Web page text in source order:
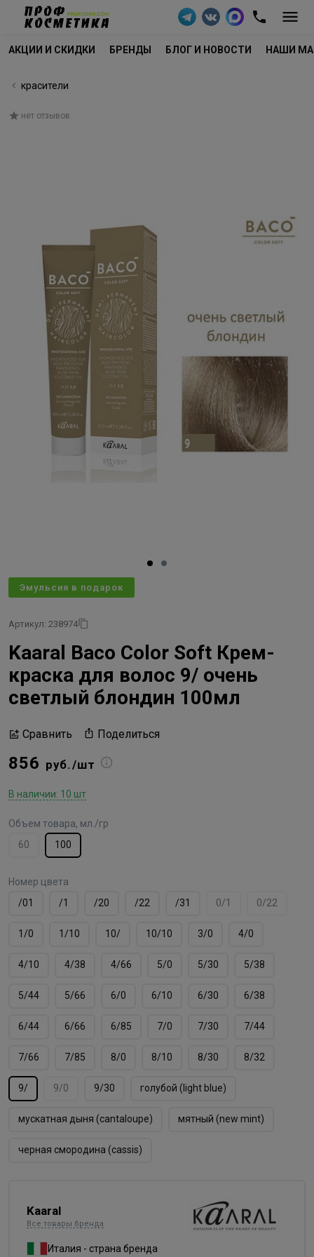
АКЦИИ И СКИДКИ БРЕНДЫ БЛОГ И НОВОСТИ НАШИ
красители
нет отзывов
Эмульсия в подарок
Артикул: 238974
Kaaral Baco Color Soft Крем-
краска для волос 9/ очень
светлый блондин 100мл
Сравнить Поделиться
856 руб./шт
В наличии: 10 шт
Объем товара, мл./гр
60
100
Номер цвета
/01
/1 /20 /22 /31 0/1 0/22
1/0 1/10 10/ 10/10 3/0 4/0
4/10 4/38 4/66 5/0 5/30 5/38
5/44 5/66 6/0 6/10 6/30 6/38
6/44 6/66 6/85 7/0 7/30 7/44
7/66 7/85 8/0 8/10 8/30 8/32
9/ 9/0 9/30 голубой (light blue)
мускатная дыня (cantaloupe) мятный (new mint)
черная смородина (cassis)
Kaaral
Все товары бренда
Италия - страна бренда